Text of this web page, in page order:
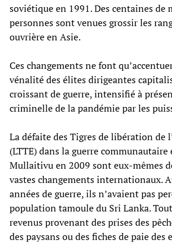
soviétique en 1991. Des centaines de
personnes sont venues grossir les
ouvrière en Asie.
Ces changements ne font
vénalité des élites dirigeantes
croissant de guerre, intensifié à
criminelle de la pandémie par les
La défaite des Tigres de libération de
(LTTE) dans la guerre communautaire
Mullaitivu en 2009 sont eux-mêmes
vastes changements internationaux.
années de guerre, ils n’avaient pas
population tamoule du Sri Lanka.
revenus provenant des prises des
des paysans ou des fiches de paie des